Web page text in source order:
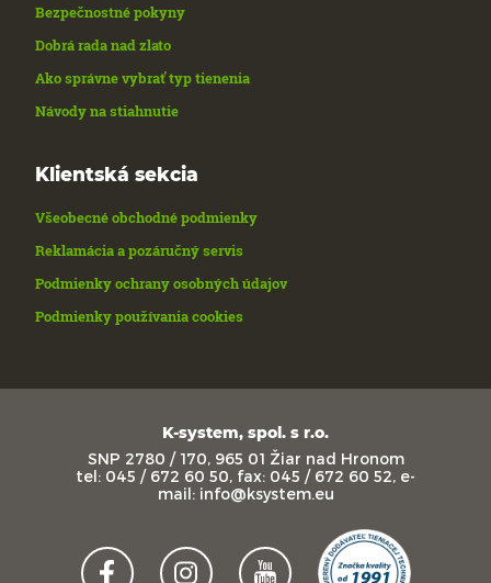
Bezpečnostné pokyny
Dobrá rada nad zlato
Ako správne vybrať typ tienenia
Návody na stiahnutie
Klientská sekcia
Všeobecné obchodné podmienky
Reklamácia a pozáručný servis
Podmienky ochrany osobných údajov
Podmienky používania cookies
K-system, spol. s r.o.
SNP 2780 / 170, 965 01 Žiar nad Hronom
tel: 045 / 672 60 50, fax: 045 / 672 60 52, e-
mail: info@ksystem.eu